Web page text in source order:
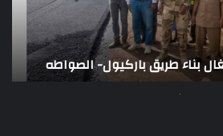
بناء طريق باركيول- الصواطه